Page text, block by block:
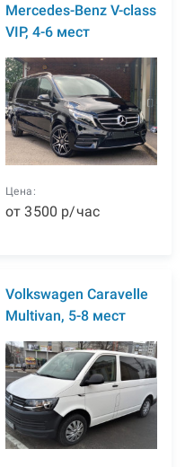
Mercedes-Benz V-class
VIP, 4-6 мест
Цена:
от3500 р/час
Volkswagen Caravelle
Multivan, 5-8 мест